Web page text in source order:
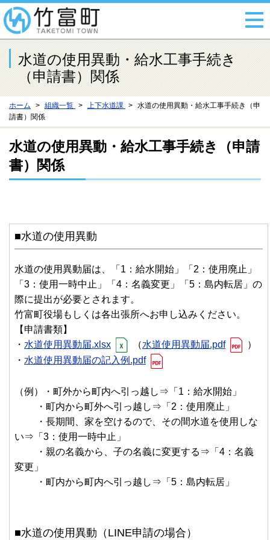
水道の使用異動・給水工事手続き
（申請書）関係
ホーム 組織一覧 上下水道課
水道の使用異動・給水工事手続き（申
請書）関係
水道の使用異動・給水工事手続き（申請
書）関係
■水道の使用異動
水道の使用異動届は、「1：給水開始」「2：使用廃止」
「3：使用一時中止」「4：名義変更」「5：島内転居」の
際に提出が必要とされます。
竹富町役場もしくは各出張所へお申し込みください。
【申請書類】
・ 水道使用異動届.xlsx （水道使用異動届.pdf
）
・ 水道使用異動届の記入例.pdf
（例）・町外から町内へ引っ越し⇒「1：給水開始」
・町内から町外へ引っ越し⇒「2：使用廃止」
・長期間、家を空けるので、その間水道を使用しな
い⇒「3：使用一時中止」
・親の名義から、子の名義に変更する⇒「4：名義
変更」
・町内から町内へ引っ越し⇒「5：島内転居」
■水道の使用異動（LINE申請の場合）